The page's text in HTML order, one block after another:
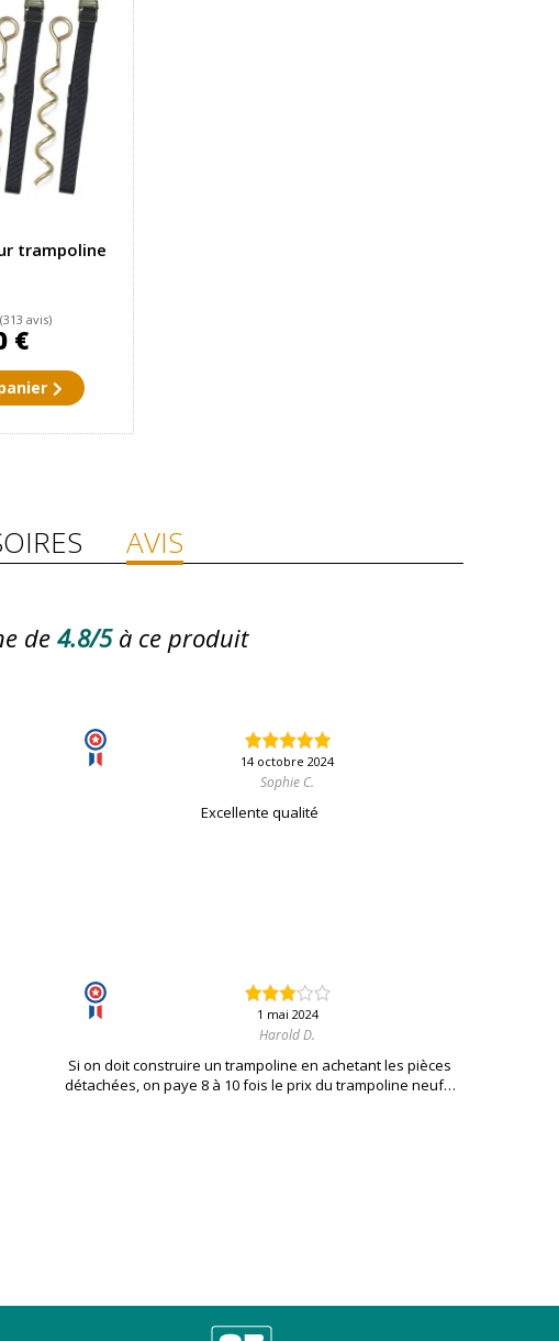
trampoline
(313 avis)
€
AVIS
de4.8/5 à ce produit
14 octobre 2024
Sophie C.
Excellente qualité
1 mai 2024
Harold D.
Si on doit construire un trampoline en achetant les pièces
détachées, on paye 8 à 10 fois le prix du trampoline neuf…